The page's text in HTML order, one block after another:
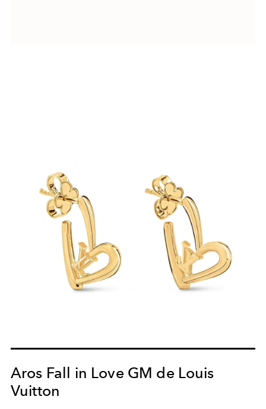
Aros Fall in Love GM de Louis
Vuitton